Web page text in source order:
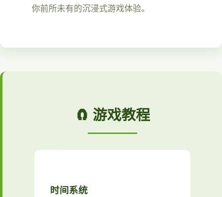
你前所未有的沉浸式游戏体验。
🧲 游戏教程
时间系统